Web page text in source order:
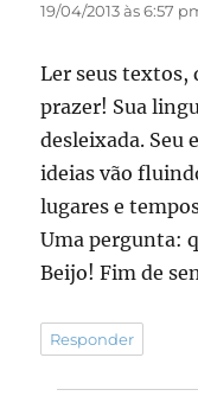
19/04/2013 às 6:57
Ler seus textos,
prazer! Sua
desleixada. Seu
ideias vão
lugares e
Uma pergunta:
Beijo! Fim de
Responder